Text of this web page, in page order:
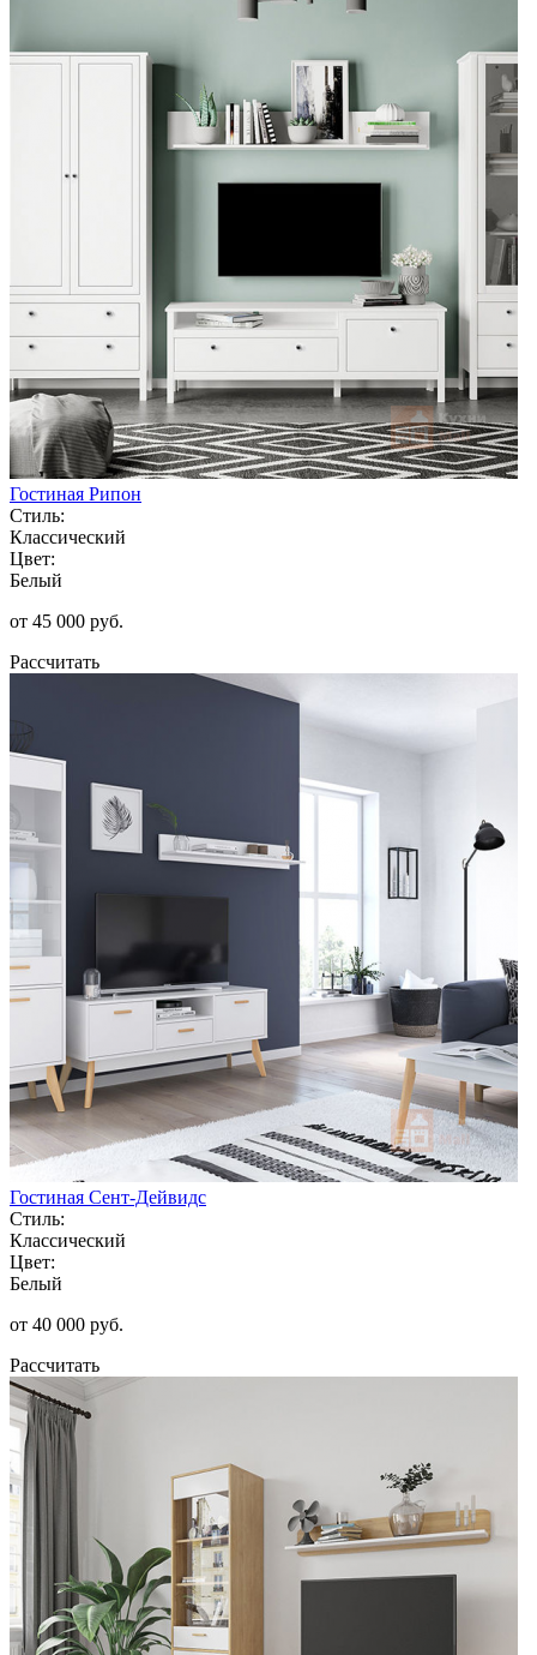
Гостиная Рипон
Стиль:
Классический
Цвет:
Белый
от 45 000 руб.
Рассчитать
Гостиная Сент-Дейвидс
Стиль:
Классический
Цвет:
Белый
от 40 000 руб.
Рассчитать